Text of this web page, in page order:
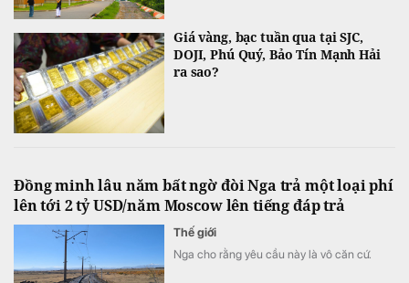
Giá vàng, bạc tuần qua tại SJC,
DOJI, Phú Quý, Bảo Tín Mạnh Hải
ra sao?
Đồng minh lâu năm bất ngờ đòi Nga trả một loại phí
lên tới 2 tỷ USD/năm Moscow lên tiếng đáp trả
Thế giới
Nga cho rằng yêu cầu này là vô căn cứ.